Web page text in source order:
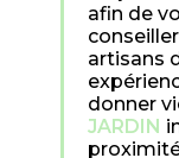
afin de
artisans
donner
JARDIN